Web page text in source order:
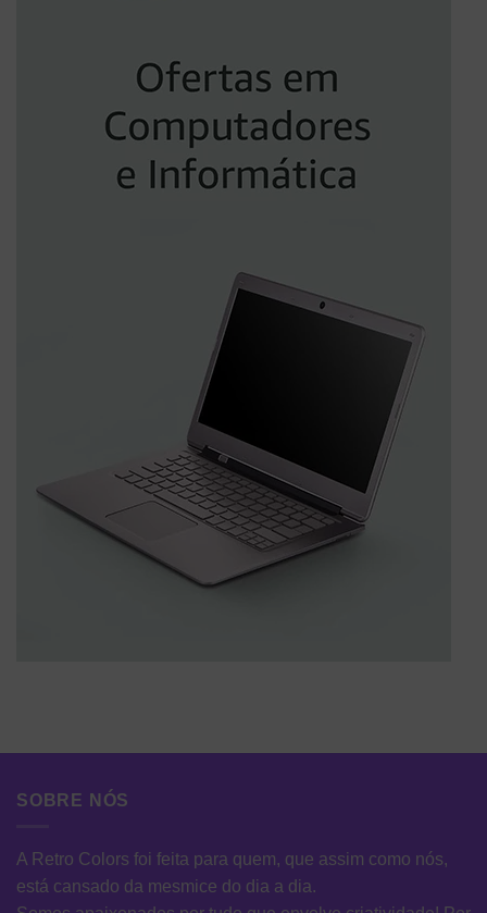
SOBRE NÓS
A Retro Colors foi feita para quem, que assim como nós,
está cansado da mesmice do dia a dia.